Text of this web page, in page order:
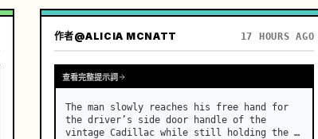
作者@ALICIA MCNATT 17 HOURS AGO
查看完整提示詞
The man slowly reaches his free hand for
the driver’s side door handle of the
vintage Cadillac while still holding the